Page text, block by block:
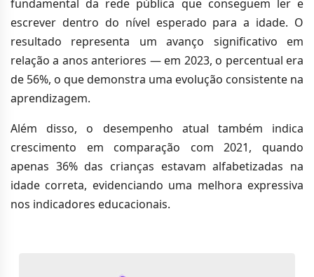
fundamental da rede pública que conseguem ler e
escrever dentro do nível esperado para a idade. O
resultado representa um avanço significativo em
relação a anos anteriores — em 2023, o percentual era
de 56%, o que demonstra uma evolução consistente na
aprendizagem.
Além disso, o desempenho atual também indica
crescimento em comparação com 2021, quando
apenas 36% das crianças estavam alfabetizadas na
idade correta, evidenciando uma melhora expressiva
nos indicadores educacionais.